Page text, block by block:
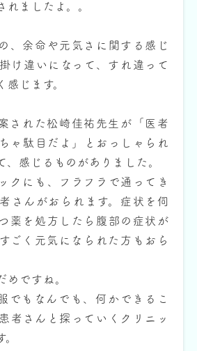
れましたよ。。
、余命や元気さに関する感じ
け違いになって、すれ違って
感じます。
された松崎佳祐先生が「医者
ゃ駄目だよ」とおっしゃられ
、感じるものがありました。
クにも、フラフラで通ってき
さんがおられます。症状を伺
薬を処方したら腹部の症状が
ごく元気になられた方もおら
めですね。
でもなんでも、何かできるこ
者さんと探っていくクリニッ